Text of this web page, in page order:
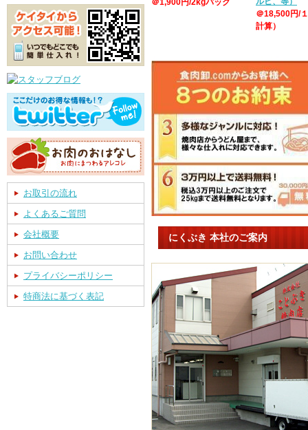
お取引の流れ
よくあるご質問
会社概要
お問い合わせ
プライバシーポリシー
特商法に基づく表記
＠1,900円/2kgパック
＠18,500円/
計算）
にくぶき 本社のご案内